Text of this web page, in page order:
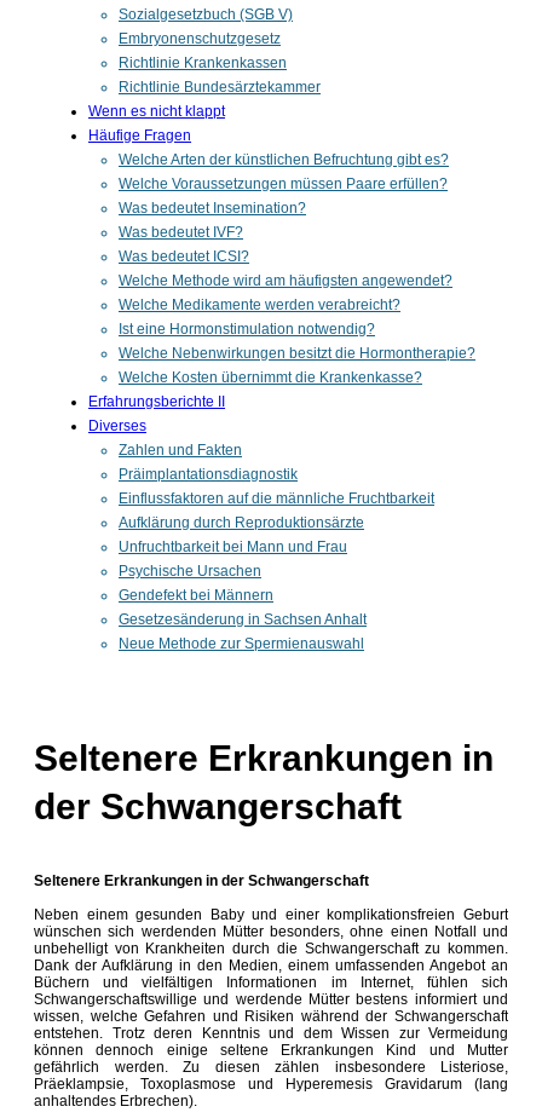
Sozialgesetzbuch (SGB V)
Embryonenschutzgesetz
Richtlinie Krankenkassen
Richtlinie Bundesärztekammer
Wenn es nicht klappt
Häufige Fragen
Welche Arten der künstlichen Befruchtung gibt es?
Welche Voraussetzungen müssen Paare erfüllen?
Was bedeutet Insemination?
Was bedeutet IVF?
Was bedeutet ICSI?
Welche Methode wird am häufigsten angewendet?
Welche Medikamente werden verabreicht?
Ist eine Hormonstimulation notwendig?
Welche Nebenwirkungen besitzt die Hormontherapie?
Welche Kosten übernimmt die Krankenkasse?
Erfahrungsberichte II
Diverses
Zahlen und Fakten
Präimplantationsdiagnostik
Einflussfaktoren auf die männliche Fruchtbarkeit
Aufklärung durch Reproduktionsärzte
Unfruchtbarkeit bei Mann und Frau
Psychische Ursachen
Gendefekt bei Männern
Gesetzesänderung in Sachsen Anhalt
Neue Methode zur Spermienauswahl
Seltenere Erkrankungen in
der Schwangerschaft
Seltenere Erkrankungen in der Schwangerschaft
Neben einem gesunden Baby und einer komplikationsfreien Geburt
wünschen sich werdenden Mütter besonders, ohne einen Notfall und
unbehelligt von Krankheiten durch die Schwangerschaft zu kommen.
Dank der Aufklärung in den Medien, einem umfassenden Angebot an
Büchern und vielfältigen Informationen im Internet, fühlen sich
Schwangerschaftswillige und werdende Mütter bestens informiert und
wissen, welche Gefahren und Risiken während der Schwangerschaft
entstehen. Trotz deren Kenntnis und dem Wissen zur Vermeidung
können dennoch einige seltene Erkrankungen Kind und Mutter
gefährlich werden. Zu diesen zählen insbesondere Listeriose,
Präeklampsie, Toxoplasmose und Hyperemesis Gravidarum (lang
anhaltendes Erbrechen).